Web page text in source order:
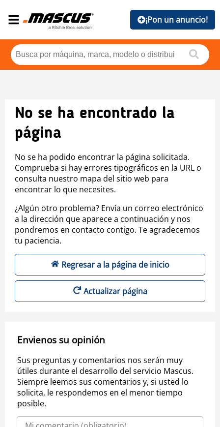
¡Pon un anuncio!
No se ha encontrado la
página
No se ha podido encontrar la página solicitada.
Comprueba si hay errores tipográficos en la URL o
consulta nuestro mapa del sitio web para
encontrar lo que necesites.
¿Algún otro problema? Envía un correo electrónico
a la dirección que aparece a continuación y nos
pondremos en contacto contigo. Te agradecemos
tu paciencia.
Regresar a la página de inicio
Actualizar página
Envienos su opinión
Sus preguntas y comentarios nos serán muy
útiles durante el desarrollo del servicio Mascus.
Siempre leemos sus comentarios y, si usted lo
solicita, le respondemos en el menor tiempo
posible.